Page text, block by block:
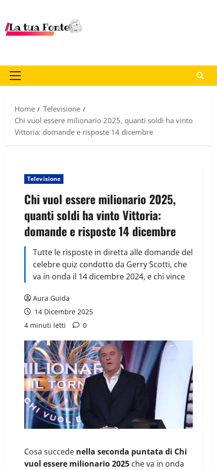
Home
Televisione
Chi vuol essere milionario 2025, quanti soldi ha vinto
Vittoria: domande e risposte 14 dicembre
Televisione
Chi vuol essere milionario 2025,
quanti soldi ha vinto Vittoria:
domande e risposte 14 dicembre
Tutte le risposte in diretta alle domande del
celebre quiz condotto da Gerry Scotti, che
va in onda il 14 dicembre 2024, e chi vince
Aura Guida
14 Dicembre 2025
4 minuti letti
0
Cosa succede nella seconda puntata di Chi
vuol essere milionario 2025 che va in onda